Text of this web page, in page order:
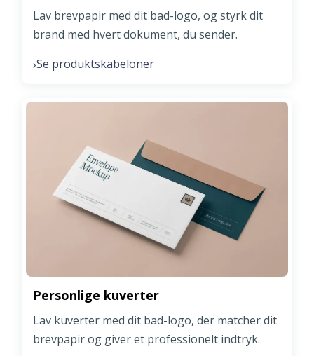
Lav brevpapir med dit bad-logo, og styrk dit
brand med hvert dokument, du sender.
›Se produktskabeloner
Personlige kuverter
Lav kuverter med dit bad-logo, der matcher dit
brevpapir og giver et professionelt indtryk.